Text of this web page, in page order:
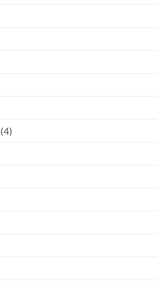
(4)